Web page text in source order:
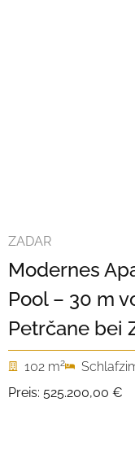
ZADAR
Modernes
Pool – 30 m
Petrčane bei
102 m2
Preis: 525.200,00 €